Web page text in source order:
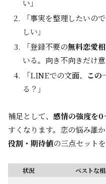
い」
「事実を整理したいので
しい」
「登録不要の無料恋愛
いる。向き不向きだけ意
「LINEでの文面、 この
る？」
補足として、 感情の強度を0
すくなります。恋の悩み誰
役割・期待値の三点セット
状況 ベストな